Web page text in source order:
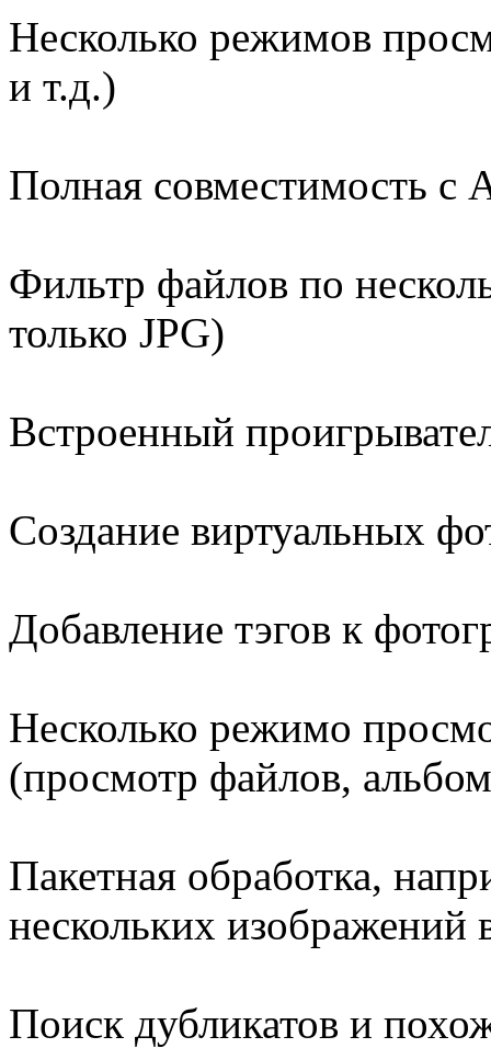
Несколько режимов
и т.д.)
Полная совместимость с
Фильтр файлов по
только JPG)
Встроенный
Создание виртуальных
Добавление тэгов к
Несколько режимо
(просмотр файлов,
Пакетная обработка,
нескольких
Поиск дубликатов и